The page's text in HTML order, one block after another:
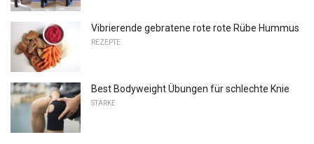
Vibrierende gebratene rote rote Rübe Hummus
REZEPTE
Best Bodyweight Übungen für schlechte Knie
STÄRKE